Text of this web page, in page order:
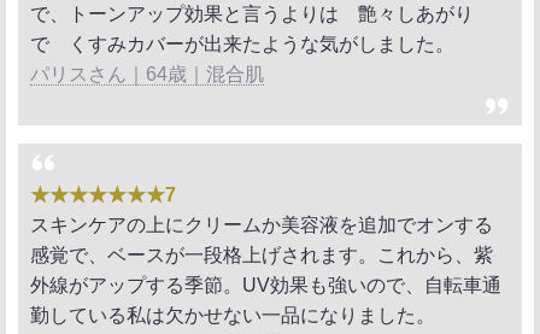
で、トーンアップ効果と言うよりは 艶々しあがり
で くすみカバーが出来たような気がしました。
パリスさん｜64歳｜混合肌
★★★★★★★7
スキンケアの上にクリームか美容液を追加でオンする
感覚で、ベースが一段格上げされます。これから、紫
外線がアップする季節。UV効果も強いので、自転車通
勤している私は欠かせない一品になりました。